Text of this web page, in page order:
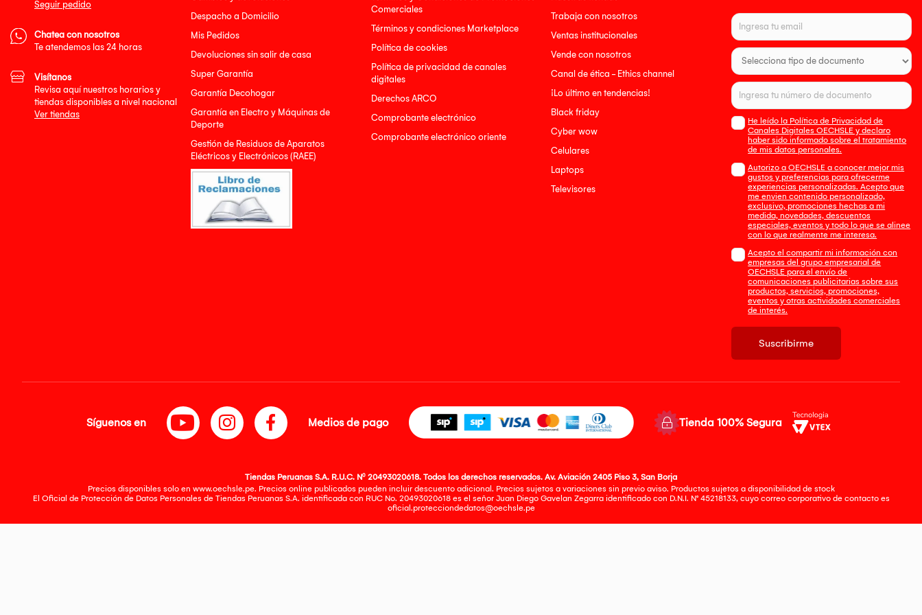
Despacho a Domicilio
Mis Pedidos
Devoluciones sin salir de casa
Super Garantía
Garantía Decohogar
Garantía en Electro y Máquinas de
Deporte
Gestión de Residuos de Aparatos
Eléctricos y Electrónicos (RAEE)
Comerciales
Términos y condiciones Marketplace
Política de cookies
Política de privacidad de canales
digitales
Derechos ARCO
Comprobante electrónico
Comprobante electrónico oriente
Trabaja con nosotros
Ventas institucionales
Vende con nosotros
Canal de ética - Ethics channel
¡Lo último en tendencias!
Black friday
Cyber wow
Celulares
Laptops
Televisores
He leído la Política de Privacidad de
Canales Digitales OECHSLE y declaro
haber sido informado sobre el tratamiento
de mis datos personales.
Autorizo a OECHSLE a conocer mejor mis
gustos y preferencias para ofrecerme
experiencias personalizadas. Acepto que
me envien contenido personalizado,
exclusivo, promociones hechas a mi
medida, novedades, descuentos
especiales, eventos y todo lo que se alinee
con lo que realmente me interesa.
Acepto el compartir mi información con
empresas del grupo empresarial de
OECHSLE para el envío de
comunicaciones publicitarias sobre sus
productos, servicios, promociones,
eventos y otras actividades comerciales
de interés.
Suscribirme
Seguir pedido
Chatea con nosotros
Te atendemos las 24 horas
Visítanos
Revisa aquí nuestros horarios y
tiendas disponibles a nivel nacional
Ver tiendas
Síguenos en Medios de pago Tienda 100% Segura
Tiendas Peruanas S.A. R.U.C. Nº 20493020618. Todos los derechos reservados. Av. Aviación 2405 Piso 3, San Borja
Precios disponibles solo en www.oechsle.pe. Precios online publicados pueden incluir descuento adicional. Precios sujetos a variaciones sin previo aviso. Productos sujetos a disponibilidad de stock
El Oficial de Protección de Datos Personales de Tiendas Peruanas S.A. identificada con RUC No. 20493020618 es el señor Juan Diego Gavelan Zegarra identificado con D.N.I. N° 45218133, cuyo correo corporativo de contacto es
oficial.protecciondedatos@oechsle.pe